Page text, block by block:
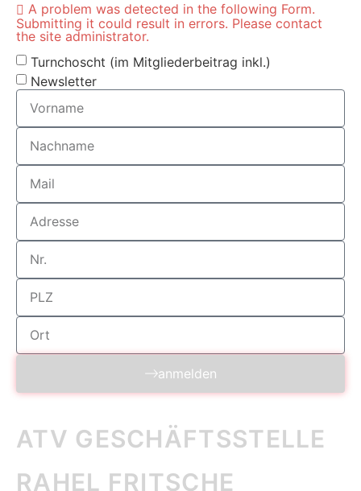
A problem was detected in the following Form.
Submitting it could result in errors. Please contact
the site administrator.
Turnchoscht (im Mitgliederbeitrag inkl.)
Newsletter
anmelden
ATV GESCHÄFTS­STELLE
RAHEL FRITSCHE